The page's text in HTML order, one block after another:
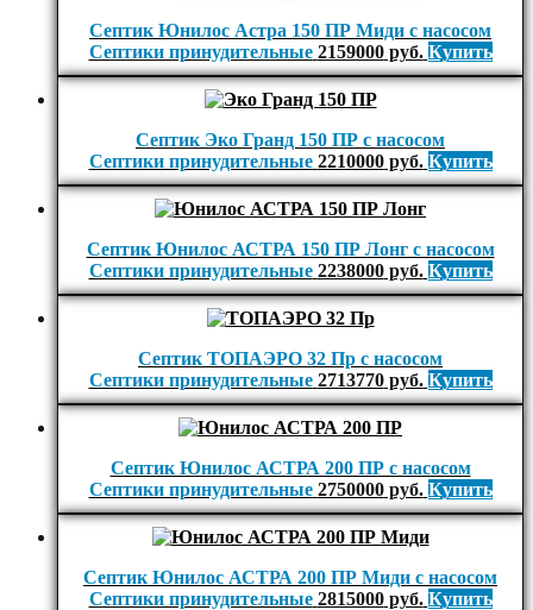
Септик Юнилос Астра 150 ПР Миди с насосом
Септики принудительные 2159000руб. Купить
Септик Эко Гранд 150 ПР с насосом
Септики принудительные 2210000руб. Купить
Септик Юнилос АСТРА 150 ПР Лонг с насосом
Септики принудительные 2238000руб. Купить
Септик ТОПАЭРО 32 Пр с насосом
Септики принудительные 2713770руб. Купить
Септик Юнилос АСТРА 200 ПР с насосом
Септики принудительные 2750000руб. Купить
Септик Юнилос АСТРА 200 ПР Миди с насосом
Септики принудительные 2815000руб. Купить